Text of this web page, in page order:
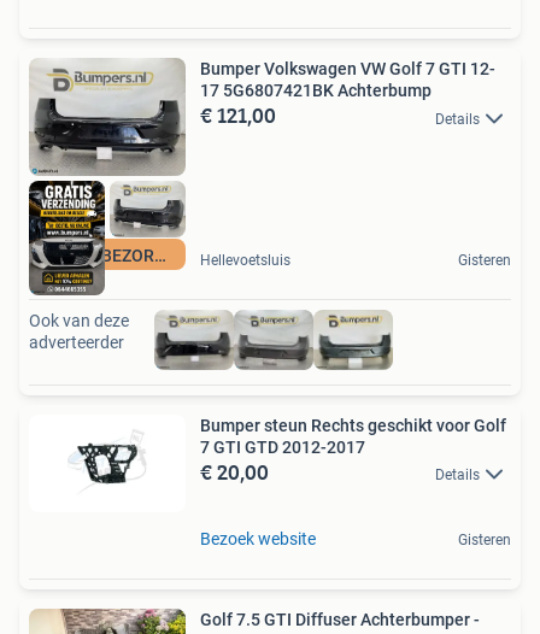
GRATIS BEZORGING
Bumper Volkswagen VW Golf 7 GTI 12-
17 5G6807421BK Achterbump
€ 121,00 Details
Hellevoetsluis Gisteren
Ook van deze
adverteerder
Bumper steun Rechts geschikt voor Golf
7 GTI GTD 2012-2017
€ 20,00 Details
Bezoek website Gisteren
Golf 7.5 GTI Diffuser Achterbumper -